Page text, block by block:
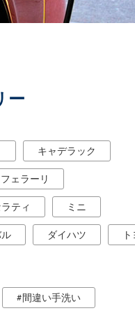
ー
キャデラック
フェラーリ
ティ ミニ
ダイハツ
間違い手洗い